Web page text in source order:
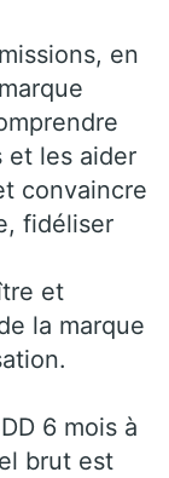
en
et les aider
convaincre
fidéliser
et
la marque
6 mois à
brut est